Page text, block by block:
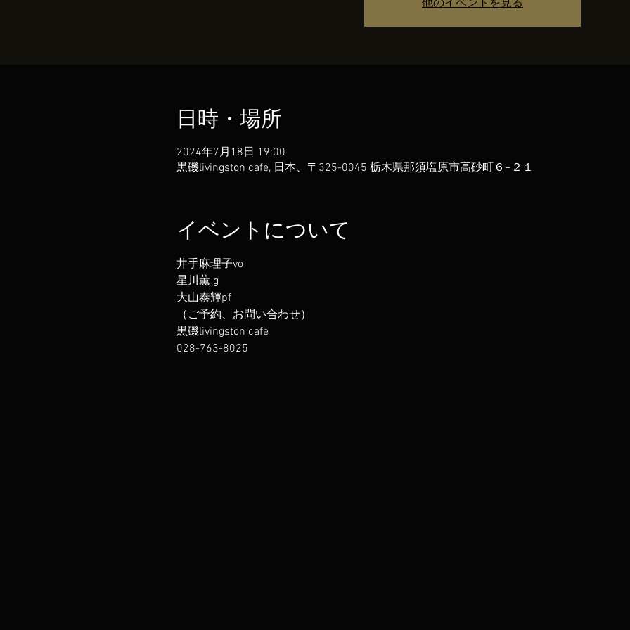
他のイベントを見る
日時・場所
2024年7月18日 19:00
黒磯livingston cafe, 日本、〒325-0045 栃木県那須塩原市高砂町６−２１
イベントについて
井手麻理子vo
星川薫 g
大山泰輝pf
（ご予約、お問い合わせ）
黒磯livingston cafe
028-763-8025